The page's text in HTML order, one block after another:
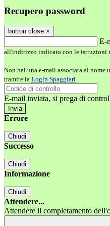
Recupero password
button close ×
E-
all'indirizzo indicato con le istruzioni
Non hai una e-mail associata al nome
tramite la Login Spaggiari
E-mail inviata, si prega di
Errore
Chiudi
Successo
Chiudi
Informazione
Chiudi
Attendere...
Attendere il completamento